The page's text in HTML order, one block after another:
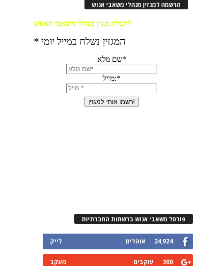
הרשמה למגזין מנהלי משאבי אנוש
פורטל משאבי אנוש ברשתות החברתיות
24,924 אוהדים לייק
300 עוקבים מעקב